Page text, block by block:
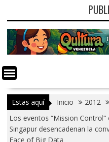
Estas aquí Inicio 2012
Los eventos “Mission
Singapur desencadenan la
Face of Big Data